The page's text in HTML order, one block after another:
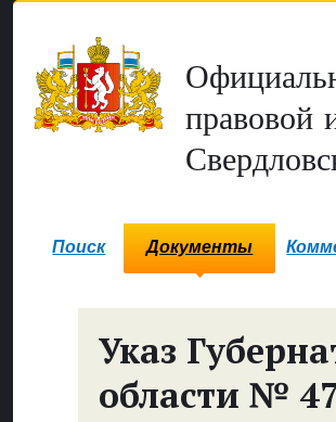
правовой
Поиск Документы
Указ
области №